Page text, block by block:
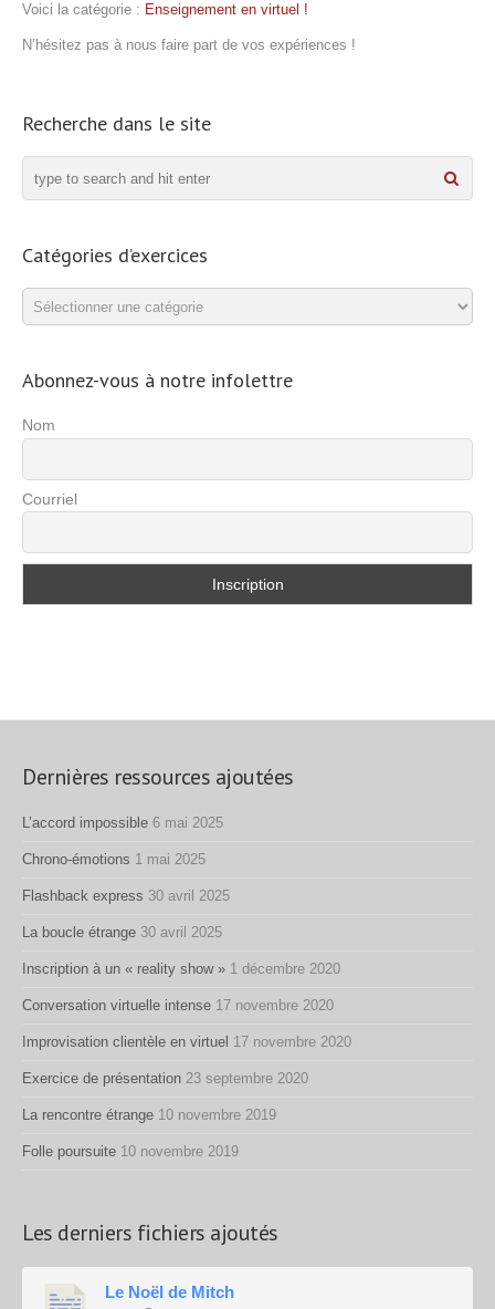
Voici la catégorie : Enseignement en virtuel !
N’hésitez pas à nous faire part de vos expériences !
Recherche dans le site
Catégories d’exercices
Catégories
d’exercices
Abonnez-vous à notre infolettre
Nom
Courriel
Dernières ressources ajoutées
L’accord impossible 6 mai 2025
Chrono-émotions 1 mai 2025
Flashback express 30 avril 2025
La boucle étrange 30 avril 2025
Inscription à un « reality show » 1 décembre 2020
Conversation virtuelle intense 17 novembre 2020
Improvisation clientèle en virtuel 17 novembre 2020
Exercice de présentation 23 septembre 2020
La rencontre étrange 10 novembre 2019
Folle poursuite 10 novembre 2019
Les derniers fichiers ajoutés
Le Noël de Mitch